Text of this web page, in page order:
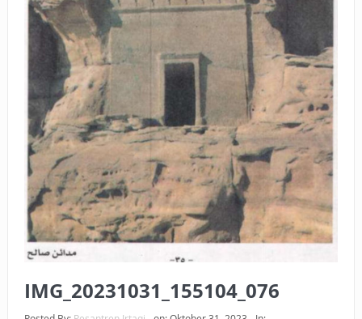
BAHASA CINTA KARENA ALLAH
HUKUM MEMBAYAR ZAKAT DENGAN CARA MENGANGSUR
HUKUM MEMBAYAR ZAKAT KEPADA KERABAT SENDIRI
IMG_20231031_155104_076